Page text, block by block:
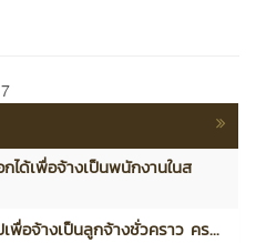
ได้เพื่อจ้างเป็นพนักงานในส
พื่อจ้างเป็นลูกจ้างชั่วคราว คร...